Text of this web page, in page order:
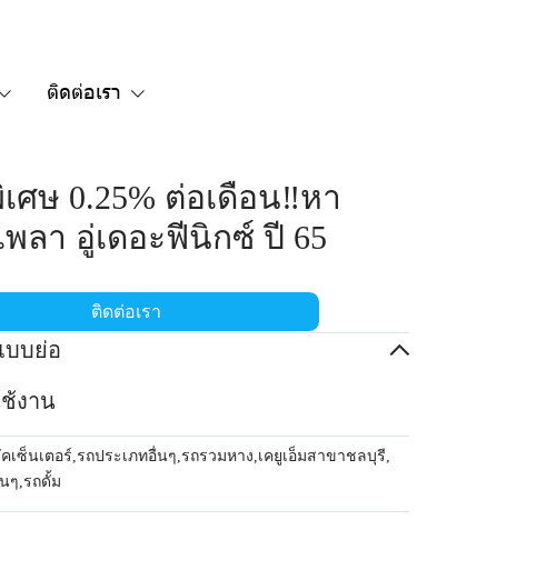
ติดต่อเรา
ศษ 0.25% ต่อเดือน‼️หา
ลา อู่เดอะฟีนิกซ์ ปี 65
ติดต่อเรา
บบย่อ
งาน
เซ็นเตอร์ รถประเภทอื่นๆ รถรวมหาง เคยูเอ็มสาขาชลบุรี
ๆ รถดั้ม